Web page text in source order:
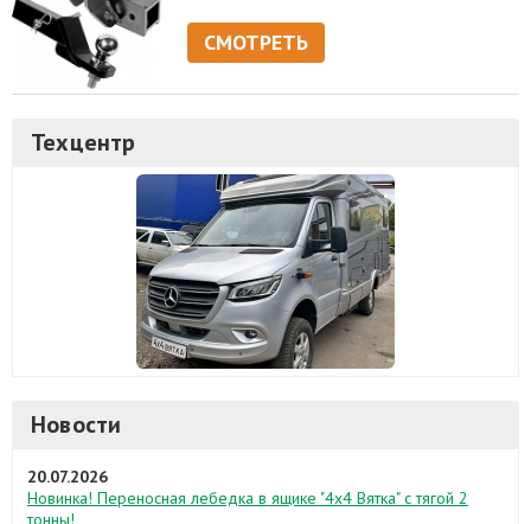
СМОТРЕТЬ
Техцентр
Новости
20.07.2026
Новинка! Переносная лебедка в ящике "4х4 Вятка" с тягой 2
тонны!